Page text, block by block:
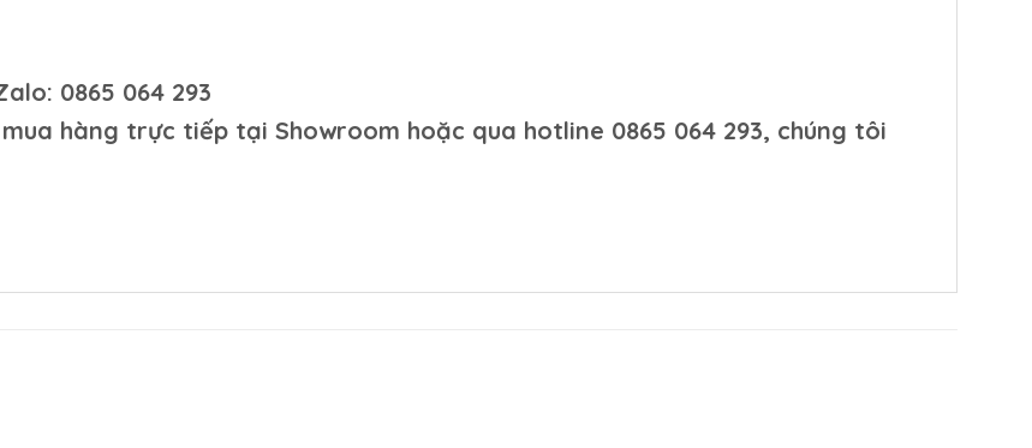
0865 064 293
hàng trực tiếp tại Showroom hoặc qua hotline 0865 064 293, chúng tôi